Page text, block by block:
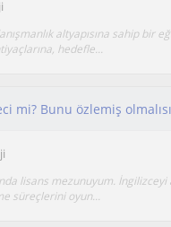
altyapısına sahip bir
hedefle...
mi? Bunu özlemiş
lisans mezunuyum. İngilizceyi
süreçlerini oyun...